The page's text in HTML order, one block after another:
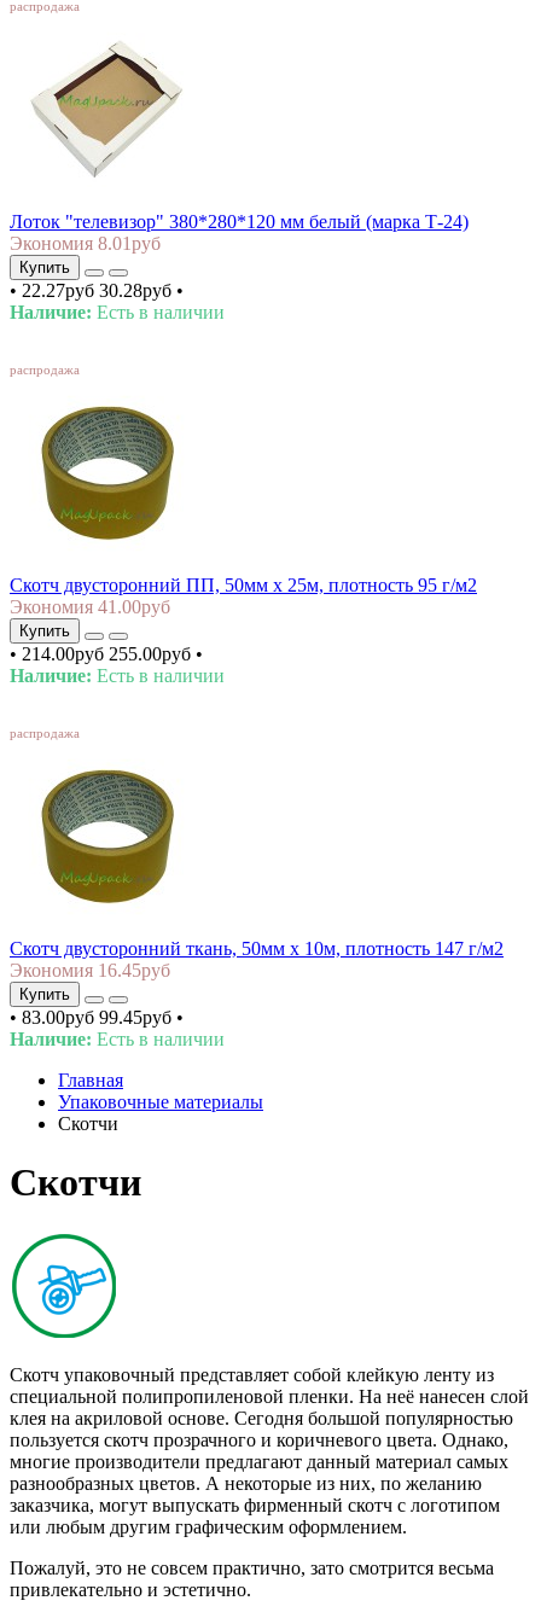
распродажа
Лоток "телевизор" 380*280*120 мм белый (марка Т-24)
Экономия 8.01руб
Купить
• 22.27руб 30.28руб •
Наличие: Есть в наличии
распродажа
Скотч двусторонний ПП, 50мм х 25м, плотность 95 г/м2
Экономия 41.00руб
Купить
• 214.00руб 255.00руб •
Наличие: Есть в наличии
распродажа
Скотч двусторонний ткань, 50мм х 10м, плотность 147 г/м2
Экономия 16.45руб
Купить
• 83.00руб 99.45руб •
Наличие: Есть в наличии
Главная
Упаковочные материалы
Скотчи
Скотчи
Скотч упаковочный представляет собой клейкую ленту из
специальной полипропиленовой пленки. На неё нанесен слой
клея на акриловой основе. Сегодня большой популярностью
пользуется скотч прозрачного и коричневого цвета. Однако,
многие производители предлагают данный материал самых
разнообразных цветов. А некоторые из них, по желанию
заказчика, могут выпускать фирменный скотч с логотипом
или любым другим графическим оформлением.
Пожалуй, это не совсем практично, зато смотрится весьма
привлекательно и эстетично.